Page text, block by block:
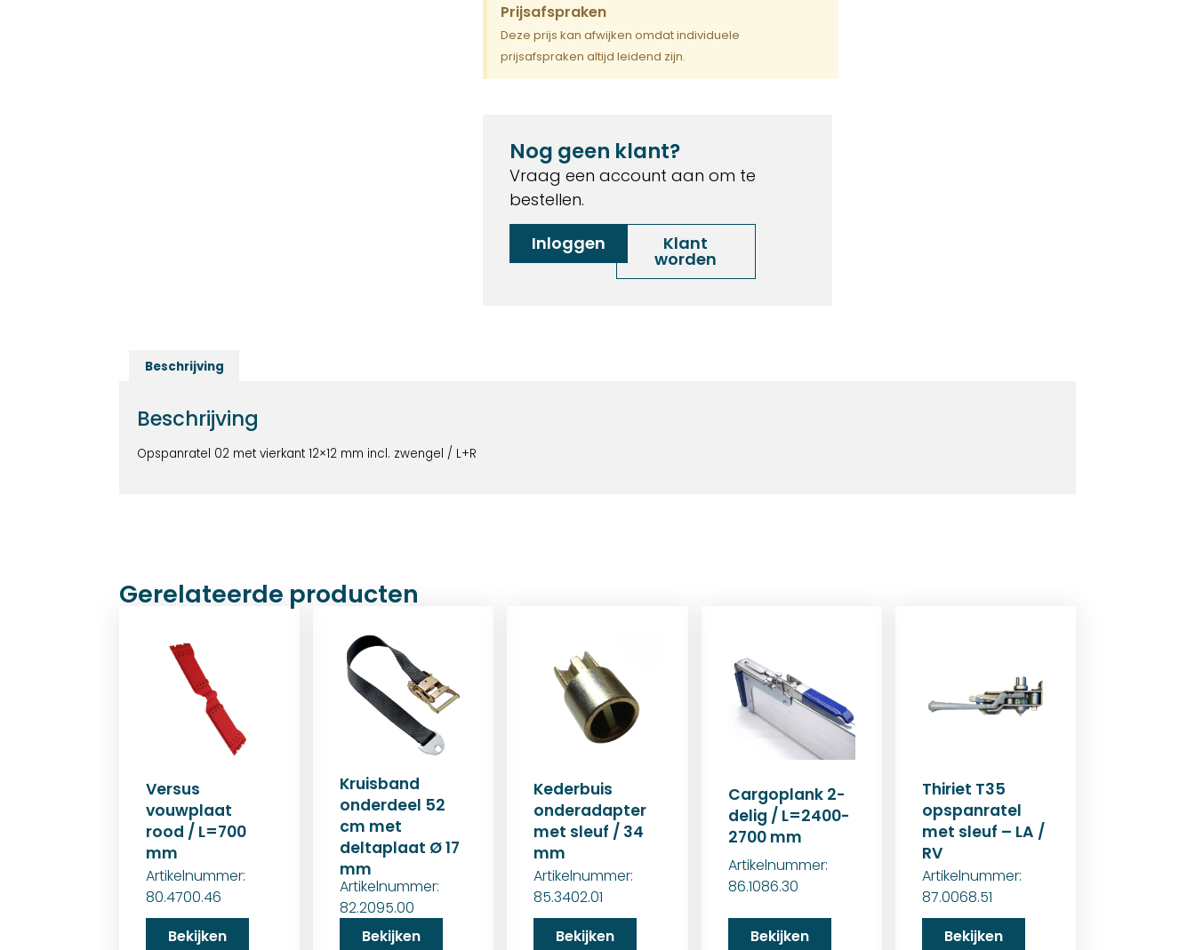
Prijsafspraken
Deze prijs kan afwijken omdat individuele
prijsafspraken altijd leidend zijn.
Nog geen klant?
Vraag een account aan om te
bestellen.
Inloggen
Klant
worden
Beschrijving
Beschrijving
Opspanratel 02 met vierkant 12×12 mm incl. zwengel / L+R
Gerelateerde producten
Versus
vouwplaat
rood / L=700
mm
Artikelnummer:
80.4700.46
Bekijken
Kruisband
onderdeel 52
cm met
deltaplaat Ø 17
mm
Artikelnummer:
82.2095.00
Bekijken
Kederbuis
onderadapter
met sleuf / 34
mm
Artikelnummer:
85.3402.01
Bekijken
Cargoplank 2-
delig / L=2400-
2700 mm
Artikelnummer:
86.1086.30
Bekijken
Thiriet T35
opspanratel
met sleuf – LA /
RV
Artikelnummer:
87.0068.51
Bekijken